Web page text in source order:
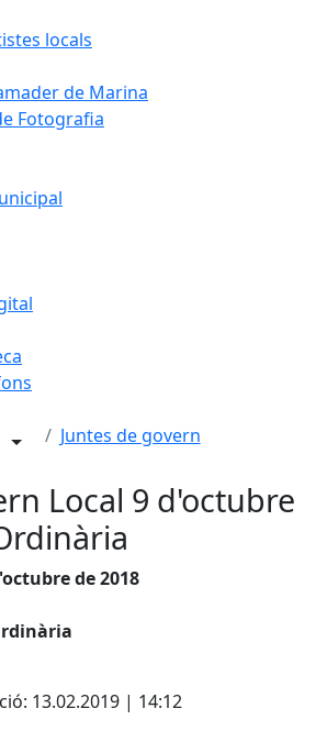
locals
de Marina
Fotografia
Juntes de govern
Local 9 d'octubre
de 2018
13.02.2019 | 14:12